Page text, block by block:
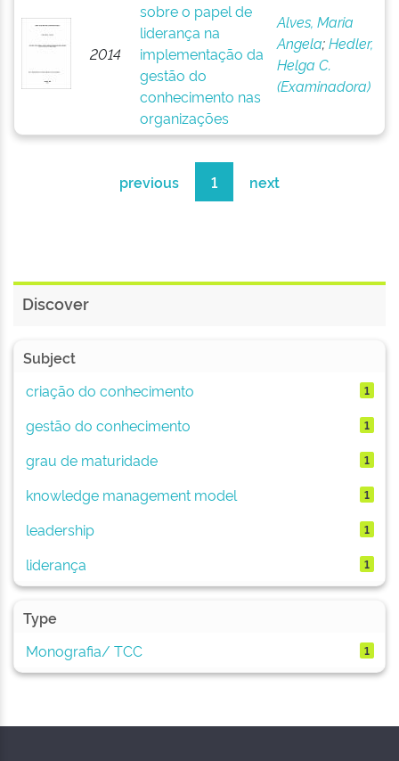
2014
sobre o papel de
liderança na
implementação da
gestão do
conhecimento nas
organizações
Alves, Maria
Angela;Hedler,
Helga C.
(Examinadora)
previous 1 next
Discover
Subject
criação do conhecimento
1
gestão do conhecimento 1
grau de maturidade 1
knowledge management model 1
leadership 1
liderança 1
Type
Monografia/ TCC
1